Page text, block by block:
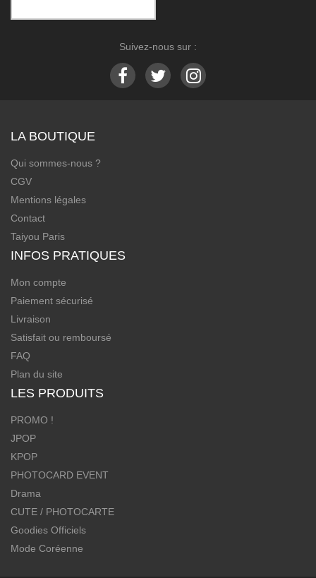
Suivez-nous sur :
LA BOUTIQUE
Qui sommes-nous ?
CGV
Mentions légales
Contact
Taiyou Paris
INFOS PRATIQUES
Mon compte
Paiement sécurisé
Livraison
Satisfait ou remboursé
FAQ
Plan du site
LES PRODUITS
PROMO !
JPOP
KPOP
PHOTOCARD EVENT
Drama
CUTE / PHOTOCARTE
Goodies Officiels
Mode Coréenne